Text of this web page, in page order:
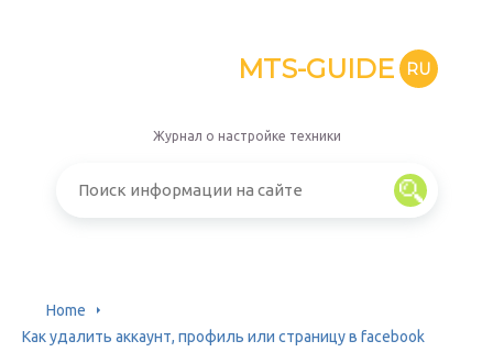
MTS-GUIDE RU
Журнал о настройке техники
Home
Как удалить аккаунт, профиль или страницу в facebook